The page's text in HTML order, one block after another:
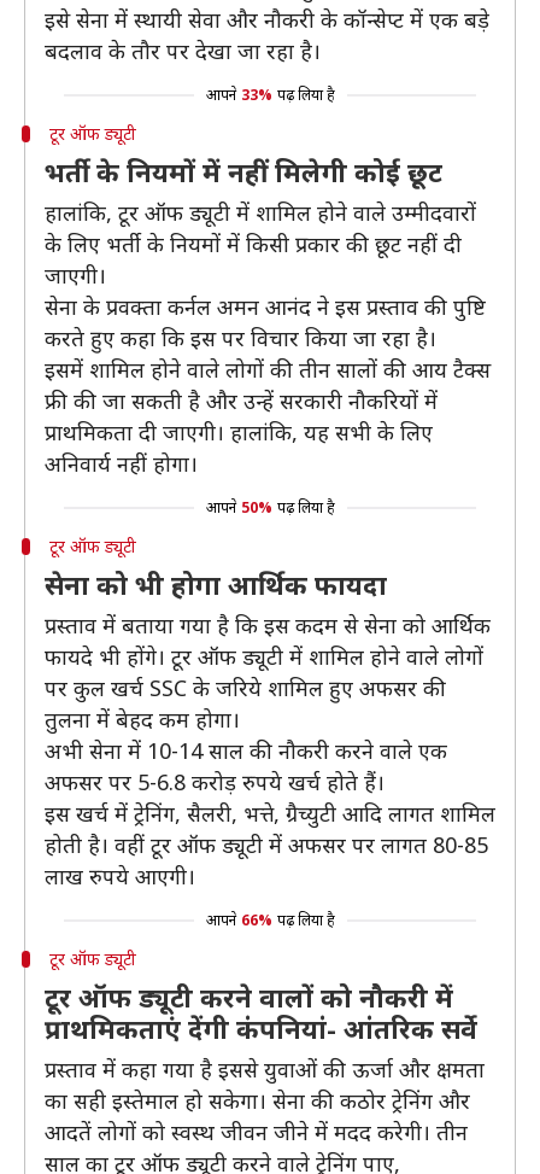
इसे सेना में स्थायी सेवा और नौकरी के कॉन्सेप्ट में एक बड़े
बदलाव के तौर पर देखा जा रहा है।
आपने 33% पढ़ लिया है
टूर ऑफ ड्यूटी
भर्ती के नियमों में नहीं मिलेगी कोई छूट
हालांकि, टूर ऑफ ड्यूटी में शामिल होने वाले उम्मीदवारों
के लिए भर्ती के नियमों में किसी प्रकार की छूट नहीं दी
जाएगी।
सेना के प्रवक्ता कर्नल अमन आनंद ने इस प्रस्ताव की पुष्टि
करते हुए कहा कि इस पर विचार किया जा रहा है।
इसमें शामिल होने वाले लोगों की तीन सालों की आय टैक्स
फ्री की जा सकती है और उन्हें सरकारी नौकरियों में
प्राथमिकता दी जाएगी। हालांकि, यह सभी के लिए
अनिवार्य नहीं होगा।
आपने 50% पढ़ लिया है
टूर ऑफ ड्यूटी
सेना को भी होगा आर्थिक फायदा
प्रस्ताव में बताया गया है कि इस कदम से सेना को आर्थिक
फायदे भी होंगे। टूर ऑफ ड्यूटी में शामिल होने वाले लोगों
पर कुल खर्च SSC के जरिये शामिल हुए अफसर की
तुलना में बेहद कम होगा।
अभी सेना में 10-14 साल की नौकरी करने वाले एक
अफसर पर 5-6.8 करोड़ रुपये खर्च होते हैं।
इस खर्च में ट्रेनिंग, सैलरी, भत्ते, ग्रैच्युटी आदि लागत शामिल
होती है। वहीं टूर ऑफ ड्यूटी में अफसर पर लागत 80-85
लाख रुपये आएगी।
आपने 66% पढ़ लिया है
टूर ऑफ ड्यूटी
टूर ऑफ ड्यूटी करने वालों को नौकरी में
प्राथमिकताएं देंगी कंपनियां- आंतरिक सर्वे
प्रस्ताव में कहा गया है इससे युवाओं की ऊर्जा और क्षमता
का सही इस्तेमाल हो सकेगा। सेना की कठोर ट्रेनिंग और
आदतें लोगों को स्वस्थ जीवन जीने में मदद करेगी। तीन
साल का टूर ऑफ ड्यूटी करने वाले ट्रेनिंग पाए,